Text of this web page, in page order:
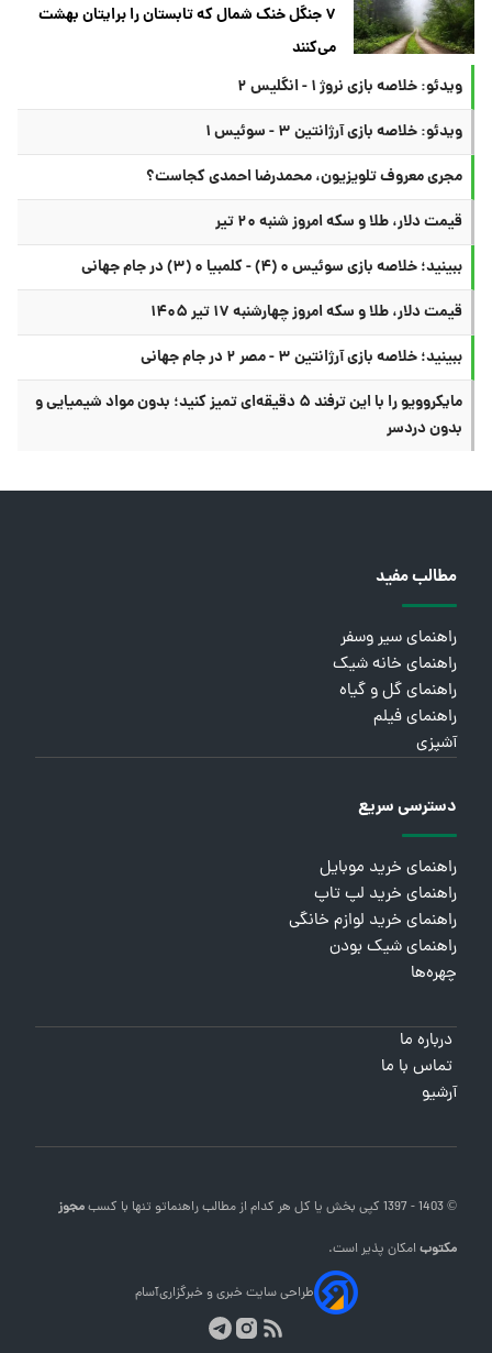
۷ جنگل خنک شمال که تابستان را برایتان بهشت
می‌کنند
ویدئو: خلاصه بازی نروژ ۱ - انگلیس ۲
ویدئو: خلاصه بازی آرژانتین ۳ - سوئیس ۱
مجری معروف تلویزیون، محمدرضا احمدی کجاست؟
قیمت دلار، طلا و سکه امروز شنبه ۲۰ تیر
ببینید؛ خلاصه بازی سوئیس ۰ (۴) - کلمبیا ۰ (۳) در جام جهانی
قیمت دلار، طلا و سکه امروز چهارشنبه ۱۷ تیر ۱۴۰۵
ببینید؛ خلاصه بازی آرژانتین ۳ - مصر ۲ در جام جهانی
مایکروویو را با این ترفند ۵ دقیقه‌ای تمیز کنید؛ بدون مواد شیمیایی و
بدون دردسر
مطالب مفید
راهنمای سیر وسفر
راهنمای خانه شیک
راهنمای گل و گیاه
راهنمای فیلم
آشپزی
دسترسی سریع
راهنمای خرید موبایل
راهنمای خرید لپ تاپ
راهنمای خرید لوازم خانگی
راهنمای شیک بودن
چهره‌ها
درباره ما
تماس با ما
آرشیو
© 1403 - 1397 کپی بخش یا کل هر کدام از مطالب راهنماتو تنها با کسبمجوز
مکتوبامکان پذیر است.
طراحی سایت خبری و خبرگزاریآسام